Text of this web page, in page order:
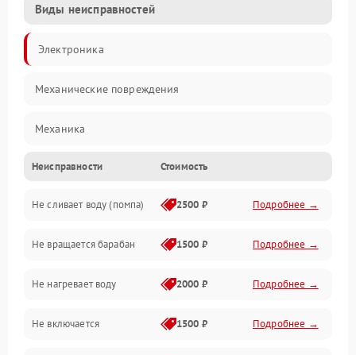
Виды неисправностей
Электроника
Механические повреждения
Механика
Электропитание
Водоснабжение
Слив
Программное обеспечение
Неисправности Стоимость
Не сливает воду (помпа) 2500 ₽ Подробнее →
Не вращается барабан 1500 ₽ Подробнее →
Не нагревает воду 2000 ₽ Подробнее →
Не включается 1500 ₽ Подробнее →